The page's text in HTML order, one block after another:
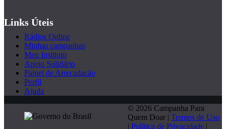
Links Úteis
Rádios Online
Minhas campanhas
Meu Instituto
Apoio Solidário
Painel de Arrecadação
Perfil
Ajuda
© 2026 Campanha Para
Quem Doar | Termos de Uso
| Política de Privacidade |